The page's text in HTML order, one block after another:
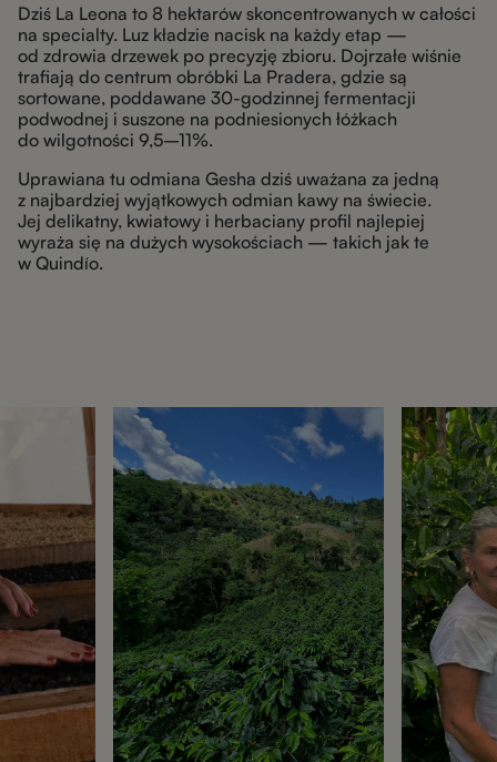
Dziś La Leona to 8 hektarów skoncentrowanych w całości
na specialty. Luz kładzie nacisk na każdy etap —
od zdrowia drzewek po precyzję zbioru. Dojrzałe wiśnie
trafiają do centrum obróbki La Pradera, gdzie są
sortowane, poddawane 30-godzinnej fermentacji
podwodnej i suszone na podniesionych łóżkach
do wilgotności 9,5–11%.
Uprawiana tu odmiana Gesha dziś uważana za jedną
z najbardziej wyjątkowych odmian kawy na świecie.
Jej delikatny, kwiatowy i herbaciany profil najlepiej
wyraża się na dużych wysokościach — takich jak te
w Quindío.